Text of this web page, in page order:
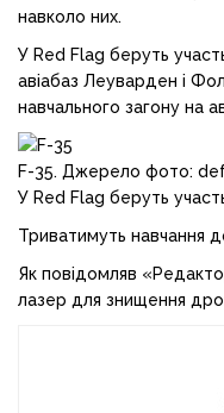
навколо них.
У Red Flag беруть
авіабаз Леуварден і
навчального загону на
F-35. Джерело фото:
У Red Flag беруть
Триватимуть навчання
Як повідомляв
лазер для знищення